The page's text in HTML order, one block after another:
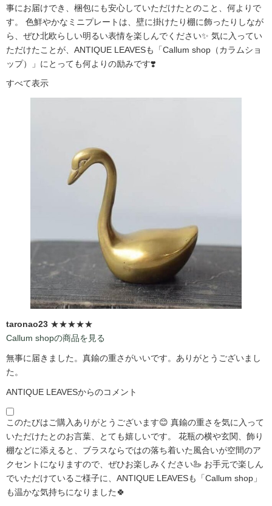
事にお届けでき、梱包にも安心していただけたとのこと、何よりで
す。 色鮮やかなミニプレートは、壁に掛けたり棚に飾ったりしなが
ら、ぜひ北欧らしい明るい表情を楽しんでください✨ 気に入ってい
ただけたことが、ANTIQUE LEAVESも「Callum shop（カラムショ
ップ）」にとっても何よりの励みです❣️
すべて表示
taronao23 ★★★★★
Callum shopの商品を見る
無事に届きました。真鍮の重さがいいです。ありがとうございまし
た。
ANTIQUE LEAVESからのコメント
このたびはご購入ありがとうございます😊 真鍮の重さを気に入って
いただけたとのお言葉、とても嬉しいです。 花瓶の横や玄関、飾り
棚などに添えると、ブラスならではの落ち着いた風合いが空間のア
クセントになりますので、ぜひお楽しみください🦢 お手元で楽しん
でいただけているご様子に、ANTIQUE LEAVESも「Callum shop」
も温かな気持ちになりました🍀